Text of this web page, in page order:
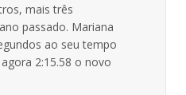
mais três
passado. Mariana
ao seu tempo
2:15.58 o novo